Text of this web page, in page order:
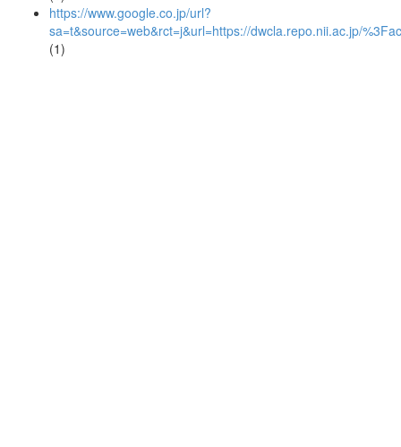
https://www.google.co.jp/url?
sa=t&source=web&rct=j&url=https://dwcla.repo.nii.ac.jp/
(1)